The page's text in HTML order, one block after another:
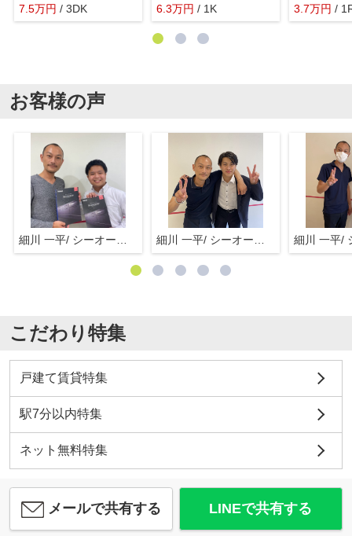
7.5万円 / 3DK 6.3万円 / 1K 3.7万円 /
お客様の声
こだわり特集
戸建て賃貸特集
駅7分以内特集
ネット無料特集
メールで共有する LINEで共有する